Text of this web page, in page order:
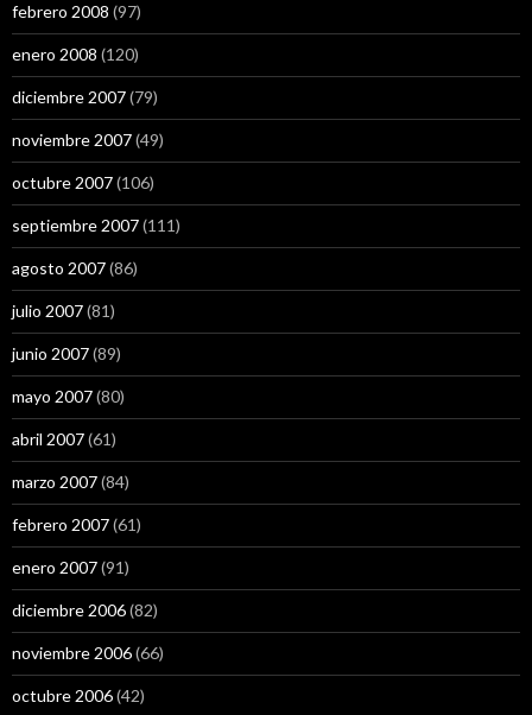
febrero 2008 (97)
enero 2008 (120)
diciembre 2007(79)
noviembre 2007(49)
octubre 2007(106)
septiembre 2007(111)
agosto 2007(86)
julio 2007(81)
junio 2007(89)
mayo 2007(80)
abril 2007(61)
marzo 2007(84)
febrero 2007(61)
enero 2007(91)
diciembre 2006(82)
noviembre 2006(66)
octubre 2006(42)